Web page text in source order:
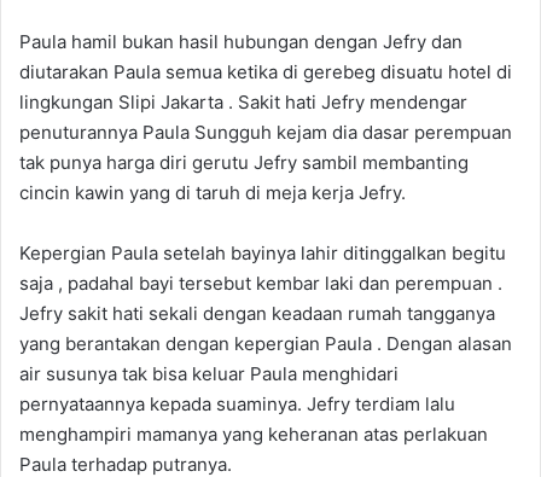
Paula hamil bukan hasil hubungan dengan Jefry dan
diutarakan Paula semua ketika di gerebeg disuatu hotel di
lingkungan Slipi Jakarta . Sakit hati Jefry mendengar
penuturannya Paula Sungguh kejam dia dasar perempuan
tak punya harga diri gerutu Jefry sambil membanting
cincin kawin yang di taruh di meja kerja Jefry.
Kepergian Paula setelah bayinya lahir ditinggalkan begitu
saja , padahal bayi tersebut kembar laki dan perempuan .
Jefry sakit hati sekali dengan keadaan rumah tangganya
yang berantakan dengan kepergian Paula . Dengan alasan
air susunya tak bisa keluar Paula menghidari
pernyataannya kepada suaminya. Jefry terdiam lalu
menghampiri mamanya yang keheranan atas perlakuan
Paula terhadap putranya.